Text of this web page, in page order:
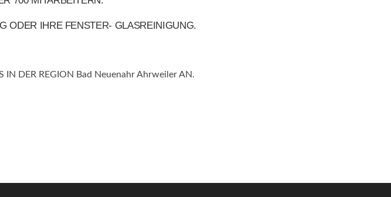
ODER IHRE FENSTER- GLASREINIGUNG.
IN DER REGION Bad Neuenahr Ahrweiler AN.